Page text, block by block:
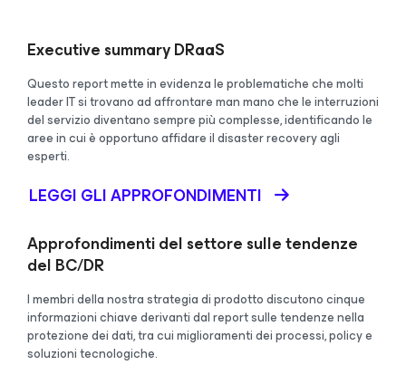
Executive summary DRaaS
Questo report mette in evidenza le problematiche che molti
leader IT si trovano ad affrontare man mano che le interruzioni
del servizio diventano sempre più complesse, identificando le
aree in cui è opportuno affidare il disaster recovery agli
esperti.
LEGGI GLI APPROFONDIMENTI
Approfondimenti del settore sulle tendenze
del BC/DR
I membri della nostra strategia di prodotto discutono cinque
informazioni chiave derivanti dal report sulle tendenze nella
protezione dei dati, tra cui miglioramenti dei processi, policy e
soluzioni tecnologiche.